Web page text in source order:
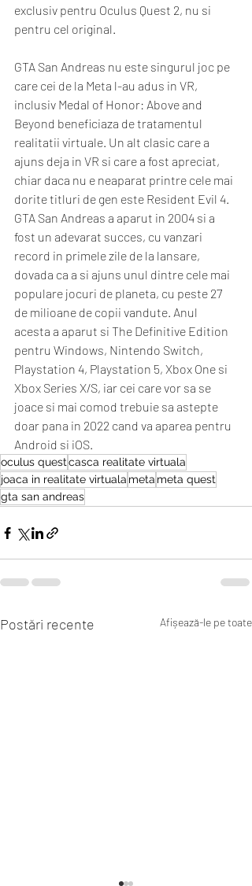
exclusiv pentru Oculus Quest 2, nu si
pentru cel original.
GTA San Andreas nu este singurul joc pe
care cei de la Meta l-au adus in VR,
inclusiv Medal of Honor: Above and
Beyond beneficiaza de tratamentul
realitatii virtuale. Un alt clasic care a
ajuns deja in VR si care a fost apreciat,
chiar daca nu e neaparat printre cele mai
dorite titluri de gen este Resident Evil 4.
GTA San Andreas a aparut in 2004 si a
fost un adevarat succes, cu vanzari
record in primele zile de la lansare,
dovada ca a si ajuns unul dintre cele mai
populare jocuri de planeta, cu peste 27
de milioane de copii vandute. Anul
acesta a aparut si The Definitive Edition
pentru Windows, Nintendo Switch,
Playstation 4, Playstation 5, Xbox One si
Xbox Series X/S, iar cei care vor sa se
joace si mai comod trebuie sa astepte
doar pana in 2022 cand va aparea pentru
Android si iOS.
oculus questcasca realitate virtuala
joaca in realitate virtuala meta meta quest
gta san andreas
Postări recente Afișează-le pe toate